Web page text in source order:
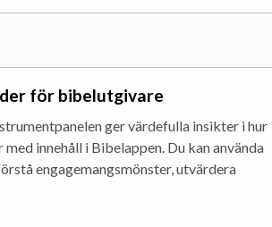
för bibelutgivare
ger värdefulla insikter i hur
innehåll i Bibelappen. Du kan använda
engagemangsmönster, utvärdera